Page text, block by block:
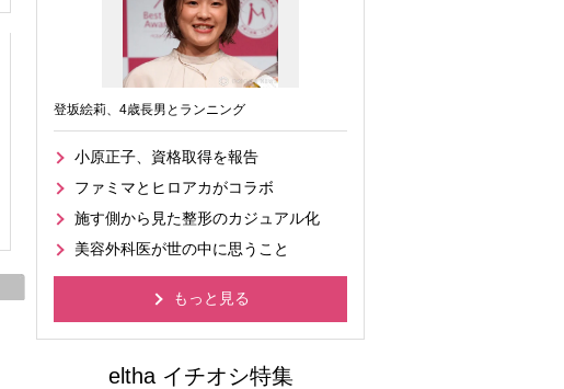
登坂絵莉、4歳長男とランニング
小原正子、資格取得を報告
ファミマとヒロアカがコラボ
施す側から見た整形のカジュアル化
美容外科医が世の中に思うこと
もっと見る